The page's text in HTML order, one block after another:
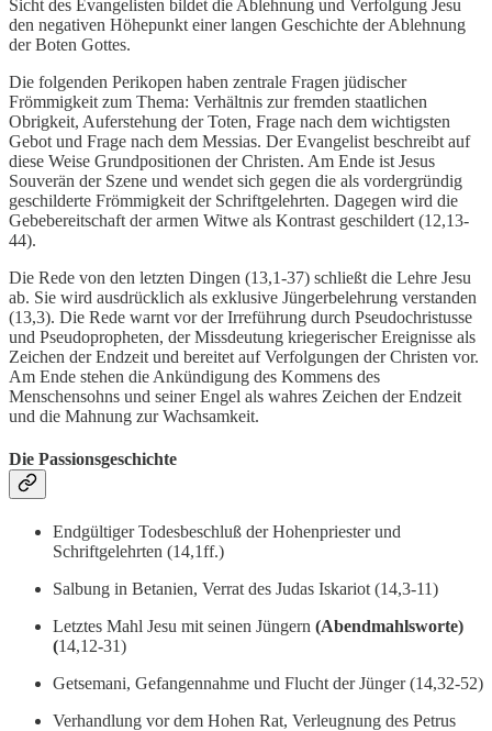
Sicht des Evangelisten bildet die Ablehnung und Verfolgung Jesu
den negativen Höhepunkt einer langen Geschichte der Ablehnung
der Boten Gottes.
Die folgenden Perikopen haben zentrale Fragen jüdischer
Frömmigkeit zum Thema: Verhältnis zur fremden staatlichen
Obrigkeit, Auferstehung der Toten, Frage nach dem wichtigsten
Gebot und Frage nach dem Messias. Der Evangelist beschreibt auf
diese Weise Grundpositionen der Christen. Am Ende ist Jesus
Souverän der Szene und wendet sich gegen die als vordergründig
geschilderte Frömmigkeit der Schriftgelehrten. Dagegen wird die
Gebebereitschaft der armen Witwe als Kontrast geschildert (12,13-
44).
Die Rede von den letzten Dingen (13,1-37) schließt die Lehre Jesu
ab. Sie wird ausdrücklich als exklusive Jüngerbelehrung verstanden
(13,3). Die Rede warnt vor der Irreführung durch Pseudochristusse
und Pseudopropheten, der Missdeutung kriegerischer Ereignisse als
Zeichen der Endzeit und bereitet auf Verfolgungen der Christen vor.
Am Ende stehen die Ankündigung des Kommens des
Menschensohns und seiner Engel als wahres Zeichen der Endzeit
und die Mahnung zur Wachsamkeit.
Die Passionsgeschichte
Endgültiger Todesbeschluß der Hohenpriester und
Schriftgelehrten (14,1ff.)
Salbung in Betanien, Verrat des Judas Iskariot (14,3-11)
Letztes Mahl Jesu mit seinen Jüngern (Abendmahlsworte)
(14,12-31)
Getsemani, Gefangennahme und Flucht der Jünger (14,32-52)
Verhandlung vor dem Hohen Rat, Verleugnung des Petrus